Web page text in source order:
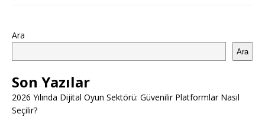
Ara
Ara
Son Yazılar
2026 Yılında Dijital Oyun Sektörü: Güvenilir Platformlar Nasıl
Seçilir?